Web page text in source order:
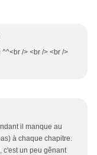
/> <br /> <br />
il manque au
à chaque chapitre.
c'est un peu gênant